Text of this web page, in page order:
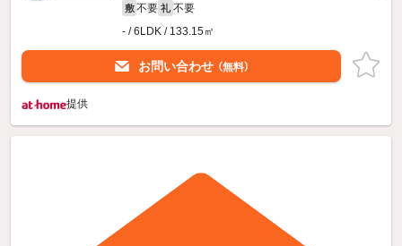
敷 不要 礼 不要
- / 6LDK / 133.15㎡
お問い合わせ （無料）
提供